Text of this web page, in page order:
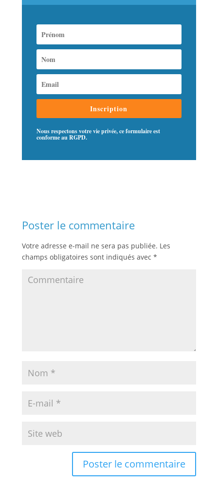
Inscription
Nous respectons votre vie privée, ce formulaire est
conforme au RGPD.
Poster le commentaire
Votre adresse e-mail ne sera pas publiée. Les
champs obligatoires sont indiqués avec *